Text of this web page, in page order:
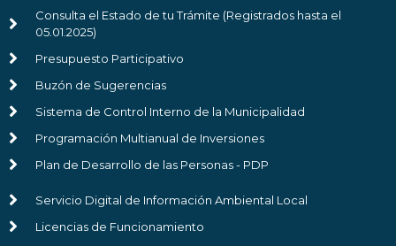
Consulta el Estado de tu Trámite (Registrados hasta el
05.01.2025)
Presupuesto Participativo
Buzón de Sugerencias
Sistema de Control Interno de la Municipalidad
Programación Multianual de Inversiones
Plan de Desarrollo de las Personas - PDP
Servicio Digital de Información Ambiental Local
Licencias de Funcionamiento